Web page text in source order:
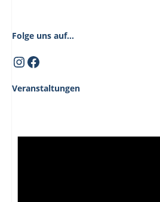
Folge uns auf...
Instagram
Facebook
Veranstaltungen